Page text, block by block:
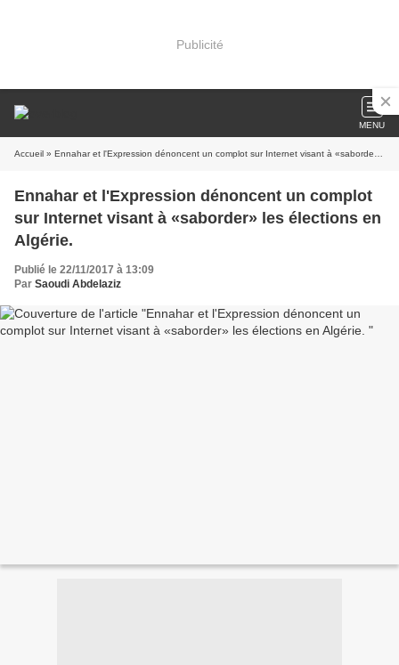
Publicité
MENU
Accueil » Ennahar et l'Expression dénoncent un complot sur Internet visant à «saborder» les élections en Algérie.
Ennahar et l'Expression dénoncent un complot
sur Internet visant à «saborder» les élections en
Algérie.
Publié le 22/11/2017 à 13:09
Par Saoudi Abdelaziz